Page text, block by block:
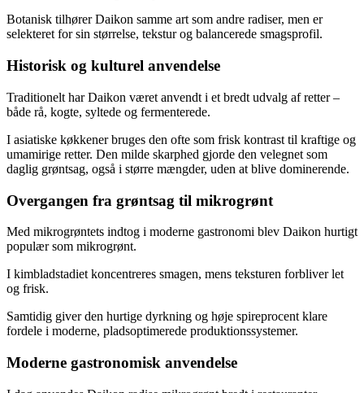
Botanisk tilhører Daikon samme art som andre radiser, men er
selekteret for sin størrelse, tekstur og balancerede smagsprofil.
Historisk og kulturel anvendelse
Traditionelt har Daikon været anvendt i et bredt udvalg af retter –
både rå, kogte, syltede og fermenterede.
I asiatiske køkkener bruges den ofte som frisk kontrast til kraftige og
umamirige retter. Den milde skarphed gjorde den velegnet som
daglig grøntsag, også i større mængder, uden at blive dominerende.
Overgangen fra grøntsag til mikrogrønt
Med mikrogrøntets indtog i moderne gastronomi blev Daikon hurtigt
populær som mikrogrønt.
I kimbladstadiet koncentreres smagen, mens teksturen forbliver let
og frisk.
Samtidig giver den hurtige dyrkning og høje spireprocent klare
fordele i moderne, pladsoptimerede produktionssystemer.
Moderne gastronomisk anvendelse